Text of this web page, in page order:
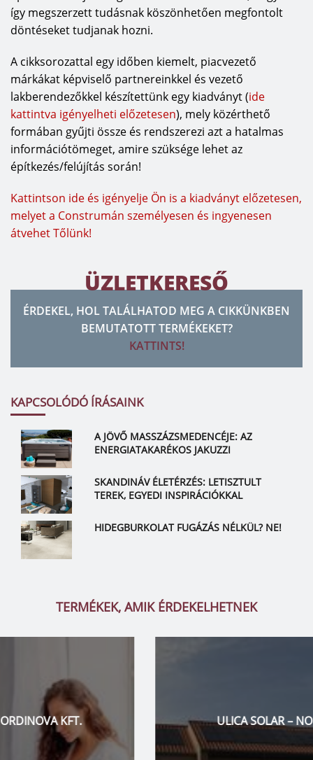
így megszerzett tudásnak köszönhetően megfontolt
döntéseket tudjanak hozni.
A cikksorozattal egy időben kiemelt, piacvezető
márkákat képviselő partnereinkkel és vezető
lakberendezőkkel készítettünk egy kiadványt (ide
kattintva igényelheti előzetesen), mely közérthető
formában gyűjti össze és rendszerezi azt a hatalmas
információtömeget, amire szüksége lehet az
építkezés/felújítás során!
Kattintson ide és igényelje Ön is a kiadványt előzetesen,
melyet a Construmán személyesen és ingyenesen
átvehet Tőlünk!
ÜZLETKERESŐ
ÉRDEKEL, HOL TALÁLHATOD MEG A CIKKÜNKBEN
BEMUTATOTT TERMÉKEKET?
KATTINTS!
KAPCSOLÓDÓ ÍRÁSAINK
A JÖVŐ MASSZÁZSMEDENCÉJE: AZ
ENERGIATAKARÉKOS JAKUZZI
SKANDINÁV ÉLETÉRZÉS: LETISZTULT
TEREK, EGYEDI INSPIRÁCIÓKKAL
HIDEGBURKOLAT FUGÁZÁS NÉLKÜL? NE!
TERMÉKEK, AMIK ÉRDEKELHETNEK
ULICA SOLAR – NORDINOVA KFT.